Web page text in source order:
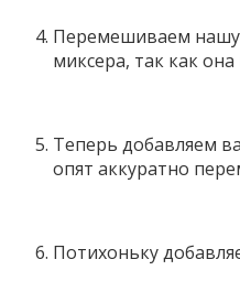
Перемешиваем нашу
миксера, так как
Теперь добавляем
опят аккуратно
Потихоньку